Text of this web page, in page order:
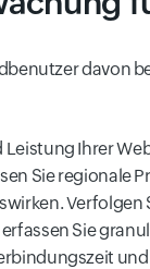
davon
Ihrer
Sie regionale
Verfolgen
Sie
und